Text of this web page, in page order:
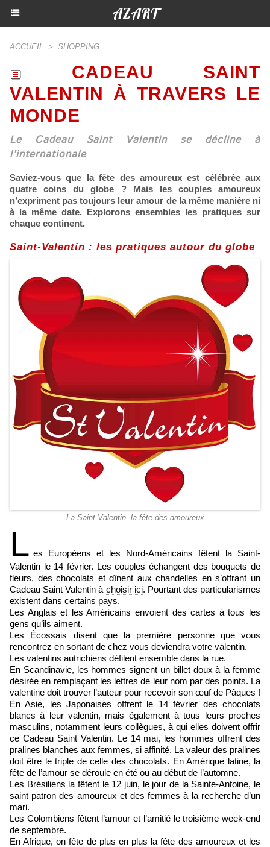
AZART
ACCUEIL > SHOPPING
CADEAU SAINT
VALENTIN À TRAVERS LE
MONDE
Le Cadeau Saint Valentin se décline à
l’internationale
Saviez-vous que la fête des amoureux est célébrée aux
quatre coins du globe ? Mais les couples amoureux
n’expriment pas toujours leur amour de la même manière ni
à la même date. Explorons ensembles les pratiques sur
chaque continent.
Saint-Valentin : les pratiques autour du globe
La Saint-Valentin, la fête des amoureux
L es Européens et les Nord-Américains fêtent la Saint-
Valentin le 14 février. Les couples échangent des bouquets de
fleurs, des chocolats et dînent aux chandelles en s’offrant un
Cadeau Saint Valentin à choisir ici. Pourtant des particularismes
existent dans certains pays.
Les Anglais et les Américains envoient des cartes à tous les
gens qu’ils aiment.
Les Écossais disent que la première personne que vous
rencontrez en sortant de chez vous deviendra votre valentin.
Les valentins autrichiens défilent ensemble dans la rue.
En Scandinavie, les hommes signent un billet doux à la femme
désirée en remplaçant les lettres de leur nom par des points. La
valentine doit trouver l’auteur pour recevoir son œuf de Pâques !
En Asie, les Japonaises offrent le 14 février des chocolats
blancs à leur valentin, mais également à tous leurs proches
masculins, notamment leurs collègues, à qui elles doivent offrir
ce Cadeau Saint Valentin. Le 14 mai, les hommes offrent des
pralines blanches aux femmes, si affinité. La valeur des pralines
doit être le triple de celle des chocolats. En Amérique latine, la
fête de l’amour se déroule en été ou au début de l’automne.
Les Brésiliens la fêtent le 12 juin, le jour de la Sainte-Antoine, le
saint patron des amoureux et des femmes à la recherche d’un
mari.
Les Colombiens fêtent l’amour et l’amitié le troisième week-end
de septembre.
En Afrique, on fête de plus en plus la fête des amoureux et les